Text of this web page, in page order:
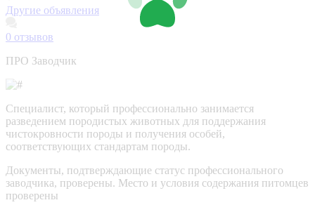
Другие объявления
0 отзывов
ПРО Заводчик
Специалист, который профессионально занимается
разведением породистых животных для поддержания
чистокровности породы и получения особей,
соответствующих стандартам породы.
Документы, подтверждающие статус профессионального
заводчика, проверены. Место и условия содержания питомцев
проверены